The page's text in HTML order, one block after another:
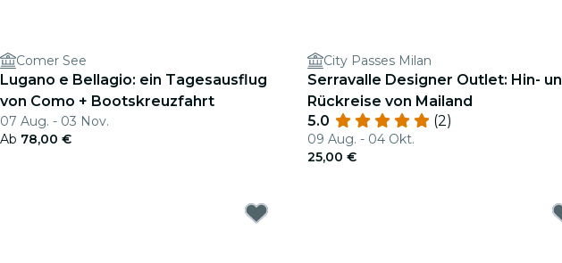
Comer See
Lugano e Bellagio: ein Tagesausflug
von Como + Bootskreuzfahrt
07 Aug. - 03 Nov.
Ab 78,00 €
City Passes Milan
Serravalle Designer Outlet: Hin-
Rückreise von Mailand
5.0
(2)
09 Aug. - 04 Okt.
25,00 €